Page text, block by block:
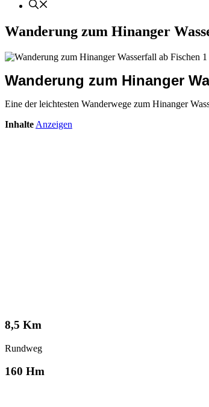
Wanderung zum Hinanger
Wanderung zum Hinanger
Eine der leichtesten Wanderwege zum Hinanger
Inhalte Anzeigen
8,5 Km
Rundweg
160 Hm